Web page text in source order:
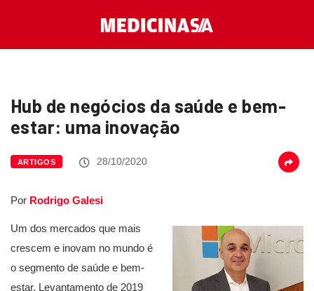
Hub de negócios da saúde e bem-
estar: uma inovação
ARTIGOS 28/10/2020
Por Rodrigo Galesi
Um dos mercados que mais
crescem e inovam no mundo é
o segmento de saúde e bem-
estar. Levantamento de 2019